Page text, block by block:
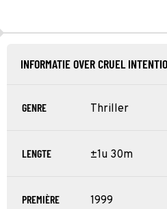
INFORMATIE OVER CRUEL
GENRE Thriller
LENGTE ±1u 30m
PREMIÈRE 1999